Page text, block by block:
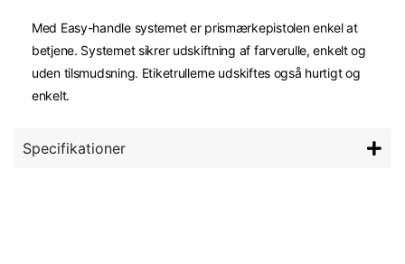
Med Easy-handle systemet er prismærkepistolen enkel at
betjene. Systemet sikrer udskiftning af farverulle, enkelt og
uden tilsmudsning. Etiketrullerne udskiftes også hurtigt og
enkelt.
Specifikationer